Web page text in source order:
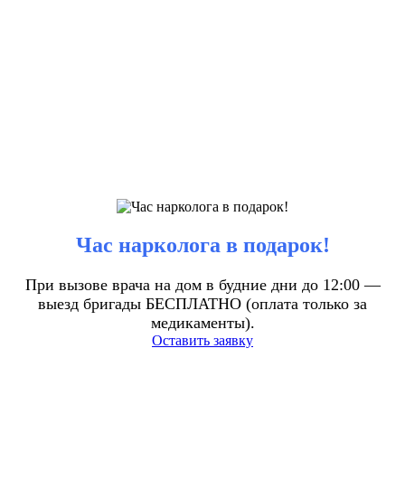
Час нарколога в подарок!
При вызове врача на дом в будние дни до 12:00 —
выезд бригады БЕСПЛАТНО (оплата только за
медикаменты).
Оставить заявку